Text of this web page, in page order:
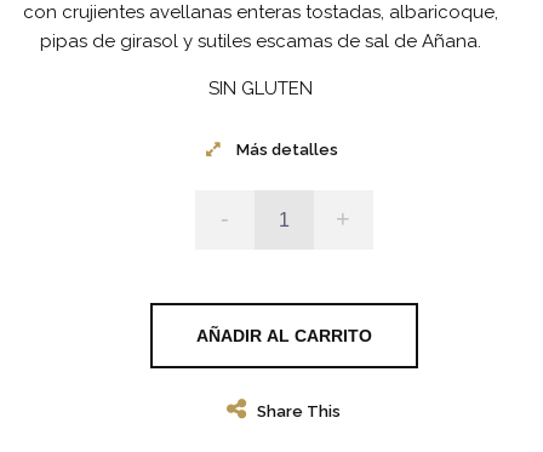
con crujientes avellanas enteras tostadas, albaricoque,
pipas de girasol y sutiles escamas de sal de Añana.
SIN GLUTEN
Más detalles
- +
AÑADIR AL CARRITO
Share This